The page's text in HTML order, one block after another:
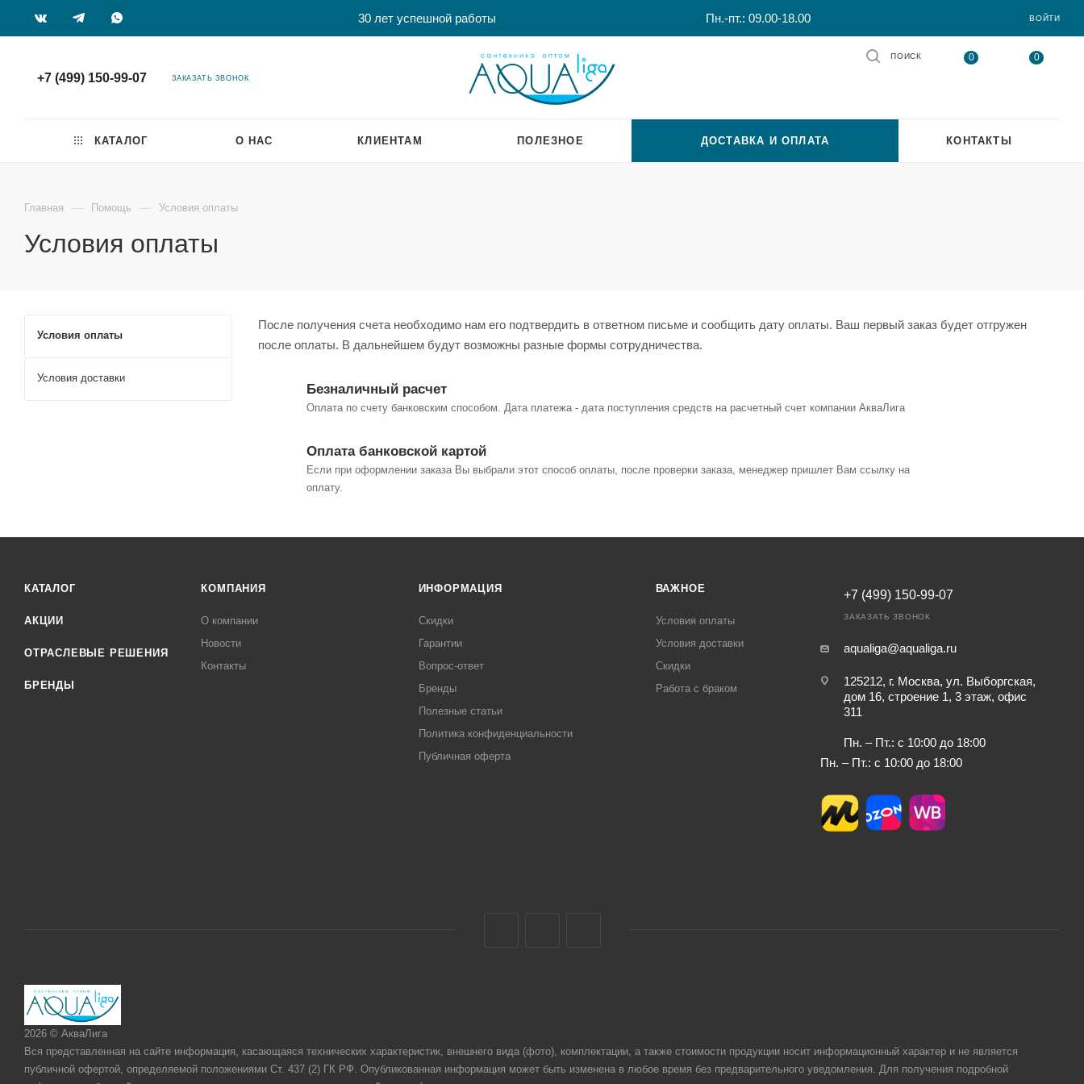
30 лет успешной работы Пн.-пт.: 09.00-18.00 ВОЙТИ
+7 (499) 150-99-07 ЗАКАЗАТЬ ЗВОНОК
0 0
ПОИСК
КАТАЛОГ О НАС КЛИЕНТАМ ПОЛЕЗНОЕ ДОСТАВКА И ОПЛАТА КОНТАКТЫ
Главная — Помощь — Условия оплаты
Условия оплаты
После получения счета необходимо нам его подтвердить в ответном письме и сообщить дату оплаты. Ваш первый заказ будет отгружен
после оплаты. В дальнейшем будут возможны разные формы сотрудничества.
Безналичный расчет
Оплата по счету банковским способом. Дата платежа - дата поступления средств на расчетный счет компании АкваЛига
Оплата банковской картой
Если при оформлении заказа Вы выбрали этот способ оплаты, после проверки заказа, менеджер пришлет Вам ссылку на
оплату.
Условия оплаты
Условия доставки
КАТАЛОГ
АКЦИИ
ОТРАСЛЕВЫЕ РЕШЕНИЯ
БРЕНДЫ
КОМПАНИЯ
О компании
Новости
Контакты
ИНФОРМАЦИЯ
Скидки
Гарантии
Вопрос-ответ
Бренды
Полезные статьи
Политика конфиденциальности
Публичная оферта
ВАЖНОЕ
Условия оплаты
Условия доставки
Скидки
Работа с браком
+7 (499) 150-99-07
ЗАКАЗАТЬ ЗВОНОК
aqualiga@aqualiga.ru
125212, г. Москва, ул. Выборгская,
дом 16, строение 1, 3 этаж, офис
311
Пн. – Пт.: с 10:00 до 18:00
Пн. – Пт.: с 10:00 до 18:00
2026 © АкваЛига
Вся представленная на сайте информация, касающаяся технических характеристик, внешнего вида (фото), комплектации, а также стоимости продукции носит информационный характер и не является
публичной офертой, определяемой положениями Ст. 437 (2) ГК РФ. Опубликованная информация может быть изменена в любое время без предварительного уведомления. Для получения подробной